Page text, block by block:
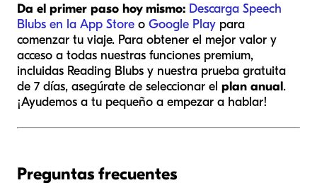
Da el primer paso hoy mismo: Descarga Speech
Blubs en la App Store o Google Play para
comenzar tu viaje. Para obtener el mejor valor y
acceso a todas nuestras funciones premium,
incluidas Reading Blubs y nuestra prueba gratuita
de 7 días, asegúrate de seleccionar el plan anual.
¡Ayudemos a tu pequeño a empezar a hablar!
Preguntas frecuentes